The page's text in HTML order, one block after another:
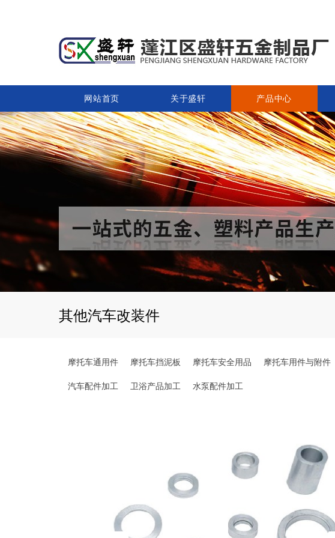
网站首页 关于盛轩 产品中心
其他汽车改装件
摩托车通用件 摩托车挡泥板 摩托车安全用品 摩托车用件与附件
汽车配件加工 卫浴产品加工 水泵配件加工